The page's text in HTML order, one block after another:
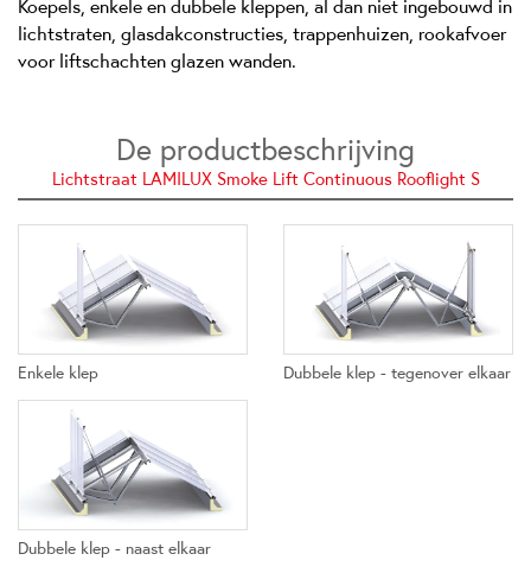
Koepels, enkele en dubbele kleppen, al dan niet ingebouwd in
lichtstraten, glasdakconstructies, trappenhuizen, rookafvoer
voor liftschachten glazen wanden.
De productbeschrijving
Lichtstraat LAMILUX Smoke Lift Continuous Rooflight S
Enkele klep Dubbele klep - tegenover elkaar
Dubbele klep - naast elkaar